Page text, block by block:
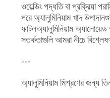
ম্যাপ
POLICY
ওয়েল্ডিং পদ্ধতি বা প্রক্রিয়া
পরে অ্যালুমিনিয়াম খাদ
ফাটলঅ্যালুমিনিয়াম অ্যালোয়েড
সতর্কতাগুলি আমরা নীচে
---
অ্যালুমিনিয়াম মিশ্রণের জন্য